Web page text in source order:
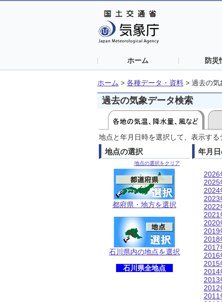
ホーム 防災
ホーム > 各種データ・資料 > 過去の気
過去の気象データ検索
地点と年月日時を選択して、表示する
地点の選択
地点の選択をクリア
都府県・地方を選択
石川県内の地点を選択
石川県全地点
年月
2026
2025
2024
2023
2022
2021
2020
2019
2018
2017
2016
2015
2014
2013
2012
2011